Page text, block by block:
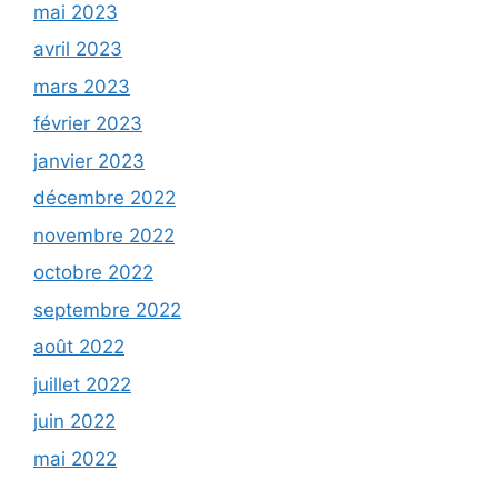
mai 2023
avril 2023
mars 2023
février 2023
janvier 2023
décembre 2022
novembre 2022
octobre 2022
septembre 2022
août 2022
juillet 2022
juin 2022
mai 2022